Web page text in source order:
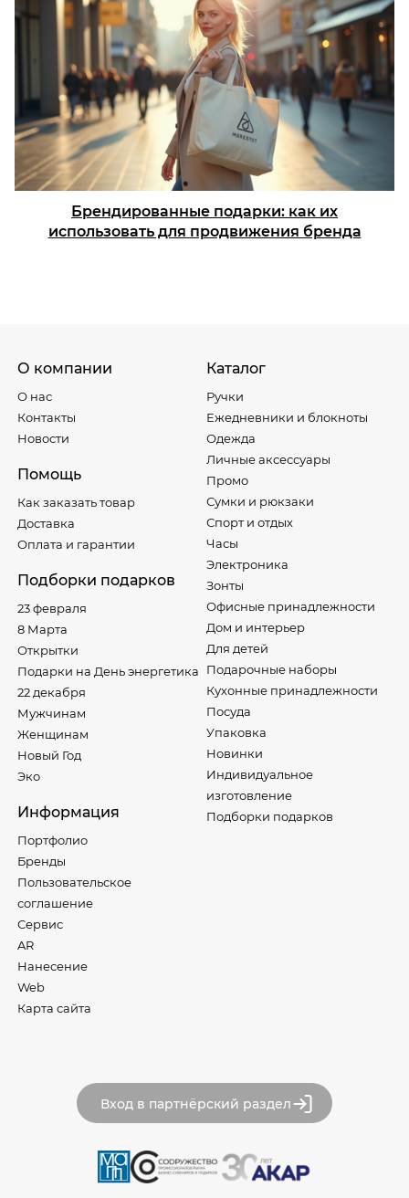
Брендированные подарки: как их
использовать для продвижения бренда
О компании
О нас
Контакты
Новости
Помощь
Как заказать товар
Доставка
Оплата и гарантии
Подборки подарков
23 февраля
8 Марта
Открытки
Подарки на День энергетика
22 декабря
Мужчинам
Женщинам
Новый Год
Эко
Информация
Портфолио
Бренды
Пользовательское
соглашение
Сервис
AR
Нанесение
Web
Карта сайта
Каталог
Ручки
Ежедневники и блокноты
Одежда
Личные аксессуары
Промо
Сумки и рюкзаки
Спорт и отдых
Часы
Электроника
Зонты
Офисные принадлежности
Дом и интерьер
Для детей
Подарочные наборы
Кухонные принадлежности
Посуда
Упаковка
Новинки
Индивидуальное
изготовление
Подборки подарков
Вход в партнёрский раздел